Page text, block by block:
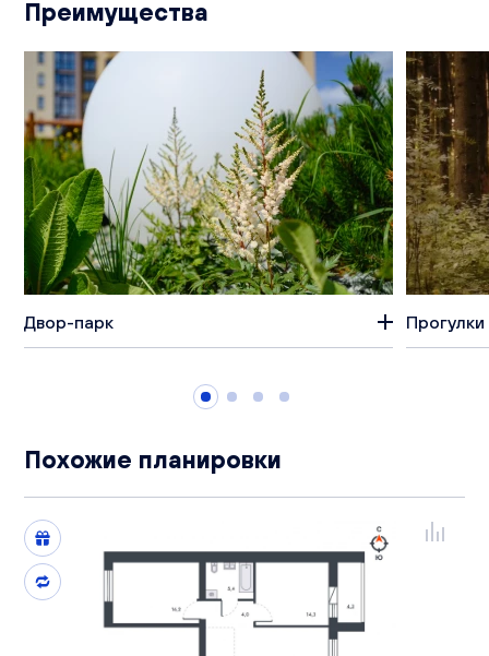
Преимущества
Двор-парк
Похожие планировки